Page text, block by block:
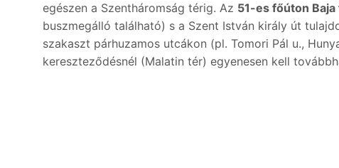
egészen a Szentháromság térig. Az 51-es főúton Baja
buszmegálló található) s a Szent István király út
szakaszt párhuzamos utcákon (pl. Tomori Pál u.,
kereszteződésnél (Malatin tér) egyenesen kell